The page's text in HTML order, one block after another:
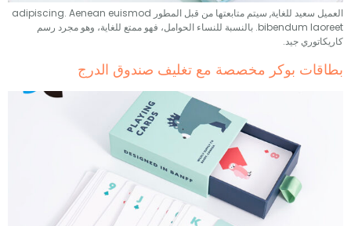
العميل سعيد للغاية, سيتم متابعتها من قبل المطور adipiscing. Aenean euismod
bibendum laoreet. بالنسبة للنساء الحوامل، فهو ممتع للغاية، وهو مجرد رسم
جيد.
بوكر مخصصة مع تغليف صندوق الدرج